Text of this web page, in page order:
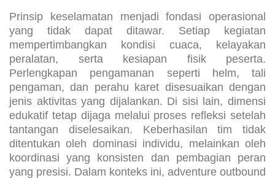
Prinsip keselamatan menjadi fondasi operasional
yang tidak dapat ditawar. Setiap kegiatan
mempertimbangkan kondisi cuaca, kelayakan
peralatan, serta kesiapan fisik peserta.
Perlengkapan pengamanan seperti helm, tali
pengaman, dan perahu karet disesuaikan dengan
jenis aktivitas yang dijalankan. Di sisi lain, dimensi
edukatif tetap dijaga melalui proses refleksi setelah
tantangan diselesaikan. Keberhasilan tim tidak
ditentukan oleh dominasi individu, melainkan oleh
koordinasi yang konsisten dan pembagian peran